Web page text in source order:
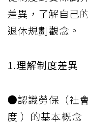
差異，了解自己
退休規劃觀念。
1.理解制度差異
●認識勞保（社
度 ）的基本概念